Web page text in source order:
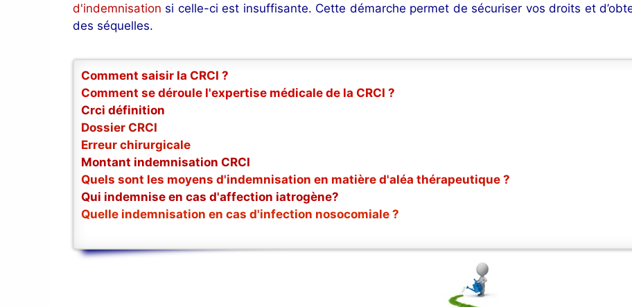
d'indemnisation si celle-ci est insuffisante. Cette démarche permet de sécuriser vos droits et
des séquelles.
Comment saisir la CRCI ?
Comment se déroule l'expertise médicale de la CRCI ?
Crci définition
Dossier CRCI
Erreur chirurgicale
Montant indemnisation CRCI
Quels sont les moyens d'indemnisation en matière d'aléa thérapeutique ?
Qui indemnise en cas d'affection iatrogène?
Quelle indemnisation en cas d'infection nosocomiale ?